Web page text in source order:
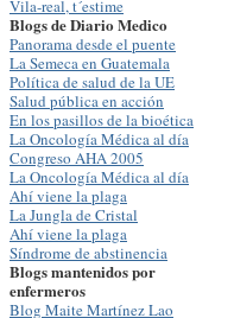
Vila-real, t´estime
Blogs de Diario Medico
Panorama desde el puente
La Semeca en Guatemala
Política de salud de la UE
Salud pública en acción
En los pasillos de la bioética
La Oncología Médica al día
Congreso AHA 2005
La Oncología Médica al día
Ahí viene la plaga
La Jungla de Cristal
Ahí viene la plaga
Síndrome de abstinencia
Blogs mantenidos por
enfermeros
Blog Maite Martínez Lao